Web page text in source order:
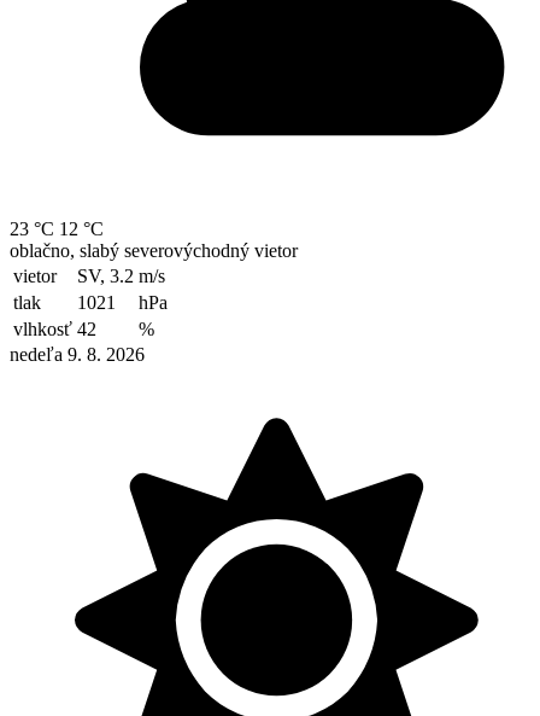
23 °C 12 °C
oblačno, slabý severovýchodný vietor
vietor
SV, 3.2 m/s
tlak
1021
hPa
vlhkosť 42
%
nedeľa 9. 8. 2026